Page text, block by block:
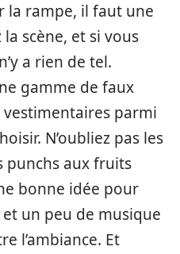
la rampe, il faut une
scène, et si vous
a rien de tel.
gamme de faux
vestimentaires parmi
N’oubliez pas les
punchs aux fruits
bonne idée pour
un peu de musique
l’ambiance. Et